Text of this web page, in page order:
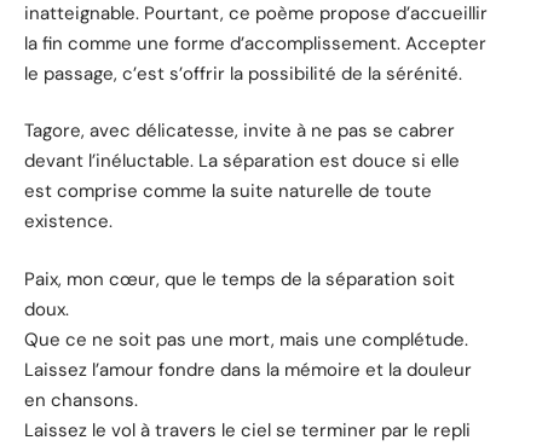
inatteignable. Pourtant, ce poème propose d’accueillir
la fin comme une forme d’accomplissement. Accepter
le passage, c’est s’offrir la possibilité de la sérénité.
Tagore, avec délicatesse, invite à ne pas se cabrer
devant l’inéluctable. La séparation est douce si elle
est comprise comme la suite naturelle de toute
existence.
Paix, mon cœur, que le temps de la séparation soit
doux.
Que ce ne soit pas une mort, mais une complétude.
Laissez l’amour fondre dans la mémoire et la douleur
en chansons.
Laissez le vol à travers le ciel se terminer par le repli